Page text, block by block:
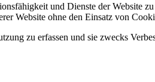
und Dienste der Website
Website ohne den Einsatz von
zu erfassen und sie zwecks